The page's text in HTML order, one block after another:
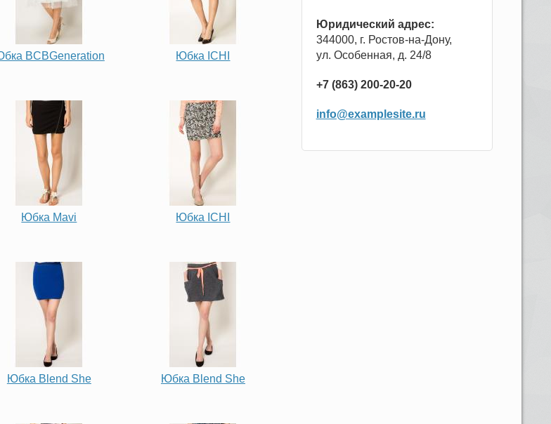
BCBGeneration Юбка ICHI
Юбка Mavi Юбка ICHI
Юбка Blend She Юбка Blend She
Юридический адрес:
344000, г. Ростов-на-Дону,
ул. Особенная, д. 24/8
+7 (863) 200-20-20
info@examplesite.ru